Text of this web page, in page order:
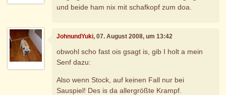
und beide ham nix mit schafkopf zum doa.
JohnundYuki, 07. August 2008, um 13:42
obwohl scho fast ois gsagt is, gib I holt a mein
Senf dazu:
Also wenn Stock, auf keinen Fall nur bei
Sauspiel! Des is da allergrößte Krampf.